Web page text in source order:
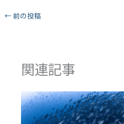
←前の投稿
関連記事